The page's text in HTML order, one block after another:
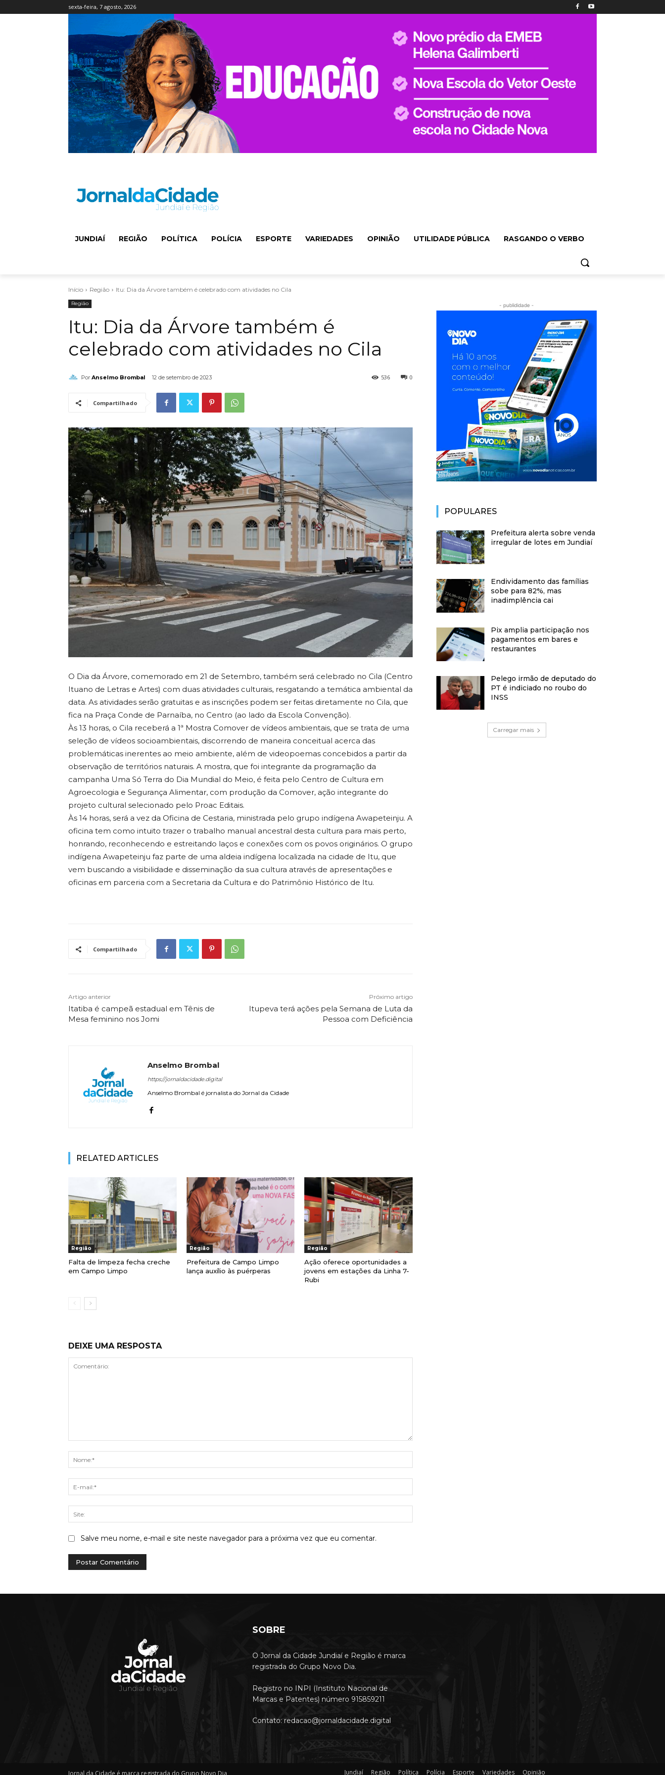
sexta-feira, 7 agosto, 2026
JUNDIAÍ REGIÃO POLÍTICA POLÍCIA ESPORTE VARIEDADES OPINIÃO UTILIDADE PÚBLICA RASGANDO O VERBO
Início Região Itu: Dia da Árvore também é celebrado com atividades no Cila
Região
Itu: Dia da Árvore também é
celebrado com atividades no Cila
Por Anselmo Brombal 12 de setembro de 2023 0
536
Compartilhado
O Dia da Árvore, comemorado em 21 de Setembro, também será celebrado no Cila (Centro
Ituano de Letras e Artes) com duas atividades culturais, resgatando a temática ambiental da
data. As atividades serão gratuitas e as inscrições podem ser feitas diretamente no Cila, que
fica na Praça Conde de Parnaíba, no Centro (ao lado da Escola Convenção).
Às 13 horas, o Cila receberá a 1ª Mostra Comover de vídeos ambientais, que se trata de uma
seleção de vídeos socioambientais, discorrendo de maneira conceitual acerca das
problemáticas inerentes ao meio ambiente, além de videopoemas concebidos a partir da
observação de territórios naturais. A mostra, que foi integrante da programação da
campanha Uma Só Terra do Dia Mundial do Meio, é feita pelo Centro de Cultura em
Agroecologia e Segurança Alimentar, com produção da Comover, ação integrante do
projeto cultural selecionado pelo Proac Editais.
Às 14 horas, será a vez da Oficina de Cestaria, ministrada pelo grupo indígena Awapeteinju. A
oficina tem como intuito trazer o trabalho manual ancestral desta cultura para mais perto,
honrando, reconhecendo e estreitando laços e conexões com os povos originários. O grupo
indígena Awapeteinju faz parte de uma aldeia indígena localizada na cidade de Itu, que
vem buscando a visibilidade e disseminação da sua cultura através de apresentações e
oficinas em parceria com a Secretaria da Cultura e do Patrimônio Histórico de Itu.
Compartilhado
Artigo anterior
Itatiba é campeã estadual em Tênis de
Mesa feminino nos Jomi
Próximo artigo
Itupeva terá ações pela Semana de Luta da
Pessoa com Deficiência
Anselmo Brombal
https://jornaldacidade.digital
Anselmo Brombal é jornalista do Jornal da Cidade
RELATED ARTICLES
Região
Falta de limpeza fecha creche
em Campo Limpo
Região
Prefeitura de Campo Limpo
lança auxílio às puérperas
Região
Ação oferece oportunidades a
jovens em estações da Linha 7-
Rubi
DEIXE UMA RESPOSTA
mail:*
Salve meu nome, e-mail e site neste navegador para a próxima vez que eu comentar.
- publididade -
POPULARES
Prefeitura alerta sobre venda
irregular de lotes em Jundiaí
Endividamento das famílias
sobe para 82%, mas
inadimplência cai
Pix amplia participação nos
pagamentos em bares e
restaurantes
Pelego irmão de deputado do
PT é indiciado no roubo do
INSS
Carregar mais
SOBRE
O Jornal da Cidade Jundiaí e Região é marca
registrada do Grupo Novo Dia.
Registro no INPI (Instituto Nacional de
Marcas e Patentes) número 915859211
Contato: redacao@jornaldacidade.digital
Jornal da Cidade é marca registrada do Grupo Novo Dia Jundiaí Região Política Polícia Esporte Variedades Opinião